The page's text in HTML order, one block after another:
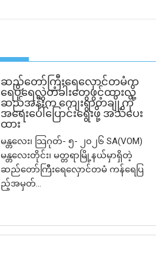
ဆည်တော်ကြီးရေလှောင်တမံက
ရေပိုရေလွှဲတံခါးတွေဖွင့်ထားလို့
ဆည်အနီးက ကျေးရွာတချို့ကို
အရေးပေါ်ပြောင်းရွေးဖို့ အသိပေး
ထား
မန္တလေး၊ သြဂုတ်- ၅- ၂၀၂၆ SA(VOM)
မန္တလေးတိုင်း၊ မတ္တရာမြို့နယ်မှာရှိတဲ့
ဆည်တော်ကြီးရေလှောင်တမံ ကန်ရေပြ
ည့်အမှတ်...